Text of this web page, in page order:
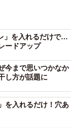
フハックを紹
ことが多いです
だけで綺麗に割
抜き」や「ささ
います。
1本差し込む。
」を入れるだけで…
ードアップ
今まで思いつかなか
し方が話題に
を入れるだけ！穴あ